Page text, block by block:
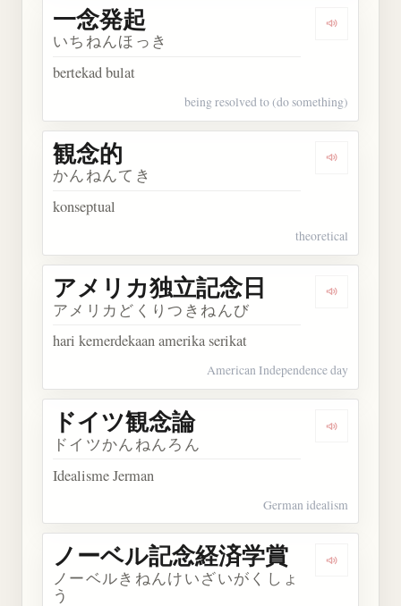
Dengarkan
一念発起
いちねんほっき
bertekad bulat
being resolved to (do something)
Dengarkan
観念的
かんねんてき
konseptual
theoretical
アメリカ独立記念日
アメリカどくりつきねんび
hari kemerdekaan amerika serikat
American Independence day
Dengarkan
ドイツ観念論
ドイツかんねんろん
Idealisme Jerman
German idealism
Dengarkan
ノーベル記念経済学賞
ノーベルきねんけいざいがくしょ
う